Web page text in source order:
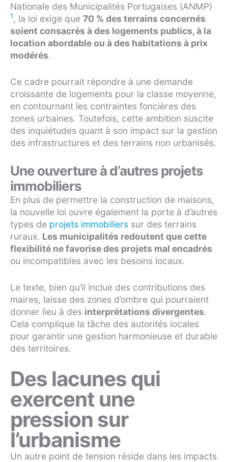
Nationale des Municipalités Portugaises (ANMP)
1, la loi exige que 70 % des terrains concernés
soient consacrés à des logements publics, à la
location abordable ou à des habitations à prix
modérés.
Ce cadre pourrait répondre à une demande
croissante de logements pour la classe moyenne,
en contournant les contraintes foncières des
zones urbaines. Toutefois, cette ambition suscite
des inquiétudes quant à son impact sur la gestion
des infrastructures et des terrains non urbanisés.
Une ouverture à d’autres projets
immobiliers
En plus de permettre la construction de maisons,
la nouvelle loi ouvre également la porte à d’autres
types de projets immobiliers sur des terrains
ruraux. Les municipalités redoutent que cette
flexibilité ne favorise des projets mal encadrés
ou incompatibles avec les besoins locaux.
Le texte, bien qu’il inclue des contributions des
maires, laisse des zones d’ombre qui pourraient
donner lieu à des interprétations divergentes.
Cela complique la tâche des autorités locales
pour garantir une gestion harmonieuse et durable
des territoires.
Des lacunes qui
exercent une
pression sur
l’urbanisme
Un autre point de tension réside dans les impacts